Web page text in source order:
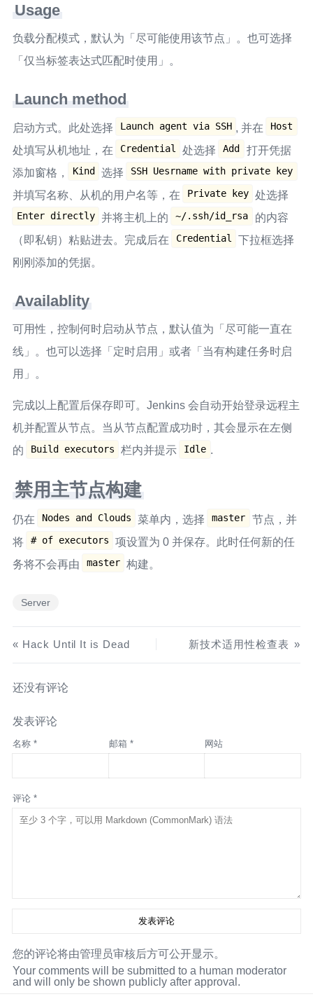
Usage
负载分配模式，默认为「尽可能使用该节点」。也可选择
「仅当标签表达式匹配时使用」。
Launch method
启动方式。此处选择 Launch agent via SSH , 并在 Host
处填写从机地址，在 Credential 处选择 Add
打开凭据
添加窗格，
Kind 选择 SSH Uesrname with private key
并填写名称、从机的用户名等，在 Private key 处选择
Enter directly 并将主机上的 ~/.ssh/id_rsa
的内容
（即私钥）粘贴进去。完成后在
Credential
下拉框选择
刚刚添加的凭据。
Availablity
可用性，控制何时启动从节点，默认值为「尽可能一直在
线」。也可以选择「定时启用」或者「当有构建任务时启
用」。
完成以上配置后保存即可。Jenkins 会自动开始登录远程主
机并配置从节点。当从节点配置成功时，其会显示在左侧
的
Build executors 栏内并提示 Idle .
禁用主节点构建
仍在 Nodes and Clouds 菜单内，选择 master
节点，并
将
# of executors
项设置为 0 并保存。此时任何新的任
务将不会再由
master 构建。
Server
Hack Until It is Dead 新技术适用性检查表
还没有评论
发表评论
名称 * 邮箱 * 网站
评论 *
您的评论将由管理员审核后方可公开显示。
Your comments will be submitted to a human moderator
and will only be shown publicly after approval.